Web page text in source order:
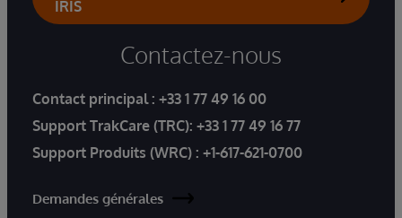
IRIS
Contactez-nous
Contact principal : +33 1 77 49 16 00
Support TrakCare (TRC): +33 1 77 49 16 77
Support Produits (WRC) : +1-617-621-0700
Demandes générales